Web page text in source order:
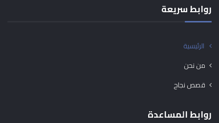
روابط سريعة
الرئيسية
من نحن
قصص نجاح
روابط المساعدة